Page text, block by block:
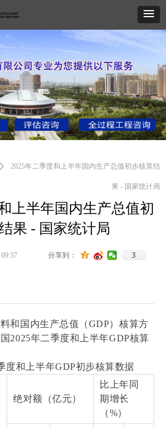
上半年国内生产总值初
果 - 国家统计局
国内生产总值（GDP）核算方
2025年二季度和上半年GDP核算
和上半年GDP初步核算数据
绝对额（亿元）
比上年同
期增长
（%）
09:37 分享到： 3
ꄲ 2025年二季度和上半年国内生产总值初步核算结
果 - 国家统计局